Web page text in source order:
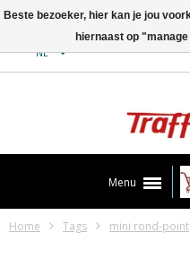
NL
Menu
Home Tags mini rond-point
Beste bezoeker, hier kan je jou
hiernaast op